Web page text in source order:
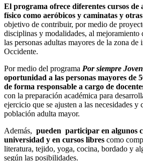
El programa ofrece diferentes cursos de
físico como aeróbicos y caminatas y
objetivo de contribuir, por medio de
disciplinas y modalidades, al mejoramiento
las personas adultas mayores de la zona de
Occidente.
Por medio del programa Por siempre Joven
oportunidad a las personas mayores de
de forma responsable a cargo de
con la preparación académica para
ejercicio que se ajusten a las necesidades y
población adulta mayor.
Además, pueden participar en algunos
universidad y en cursos libres como
literatura, tejido, yoga, cocina, bordado y
según las posibilidades.